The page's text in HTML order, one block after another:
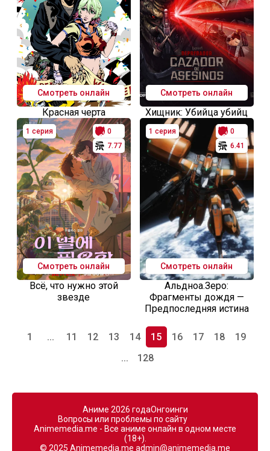
Смотреть онлайн
Красная черта
Смотреть онлайн
Хищник: Убийца убийц
1 серия
0
7.77
Смотреть онлайн
Всё, что нужно этой
звезде
1 серия
0
6.41
Смотреть онлайн
Альдноа.Зеро:
Фрагменты дождя —
Предпоследняя истина
1 ... 11 12 13 14 15 16 17 18
19
...
128
Аниме 2026 годаОнгоинги
Вопросы или проблемы по сайту
Animemedia.me - Все аниме онлайн в одном месте
(18+).
© 2025 Animemedia.me admin@animemedia.me